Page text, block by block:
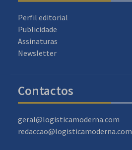
Perfil editorial
Publicidade
Assinaturas
Newsletter
Contactos
geral@logisticamoderna.com
redaccao@logisticamoderna.com